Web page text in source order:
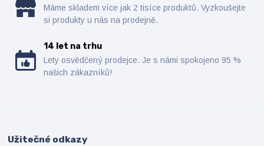
Máme skladem více jak 2 tisíce produktů. Vyzkoušejte
si produkty u nás na prodejně.
14 let na trhu
Lety osvědčený prodejce. Je s námi spokojeno 95 %
našich zákazníků!
Užitečné odkazy